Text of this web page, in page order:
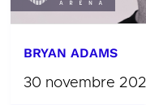
BRYAN ADAMS
30 novembre